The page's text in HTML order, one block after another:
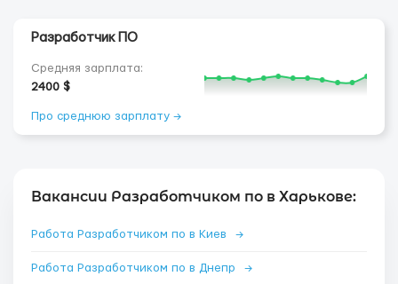
Разработчик ПО
Средняя зарплата:
2400 $
Про среднюю зарплату →
Вакансии Разработчиком по в Харькове:
Работа Разработчиком по в Киев →
Работа Разработчиком по в Днепр →